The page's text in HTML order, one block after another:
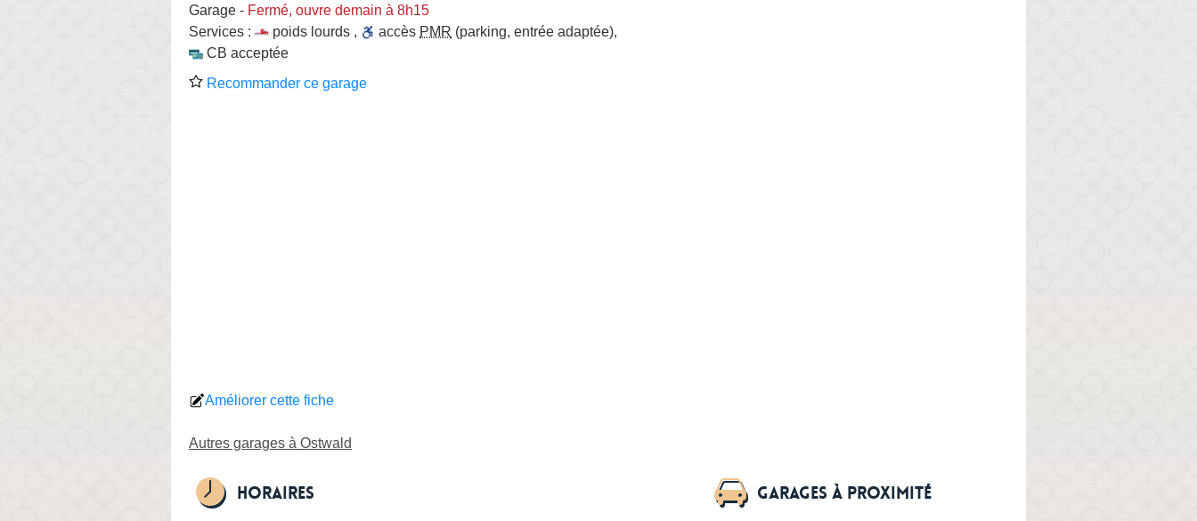
Garage - Fermé, ouvre demain à 8h15
Services :
poids lourds , accès PMR (parking, entrée adaptée),
CB acceptée
Recommander ce garage
Améliorer cette fiche
Autres garages à Ostwald
Horaires Garages à proximité